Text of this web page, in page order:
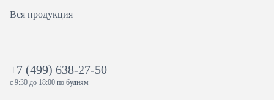
Вся продукция
+7 (499) 638-27-50
с 9:30 до 18:00 по будням